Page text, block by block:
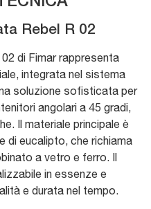
Rebel R 02
di Fimar rappresenta
integrata nel sistema
soluzione sofisticata per
angolari a 45 gradi,
Il materiale principale è
di eucalipto, che richiama
a vetro e ferro. Il
in essenze e
e durata nel tempo.